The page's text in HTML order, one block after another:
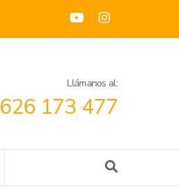
Llámanos al:
626 173 477